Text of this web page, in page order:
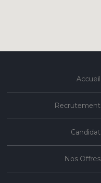
Accueil
Recrutement
Candidat
Nos Offres